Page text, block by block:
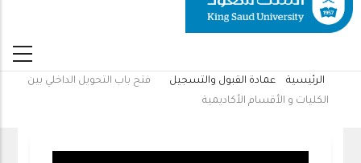
مسار
الرئيسية عمادة القبول والتسجيل
فتح باب التحويل الداخلي بين
الكليات و الأقسام الأكاديمية